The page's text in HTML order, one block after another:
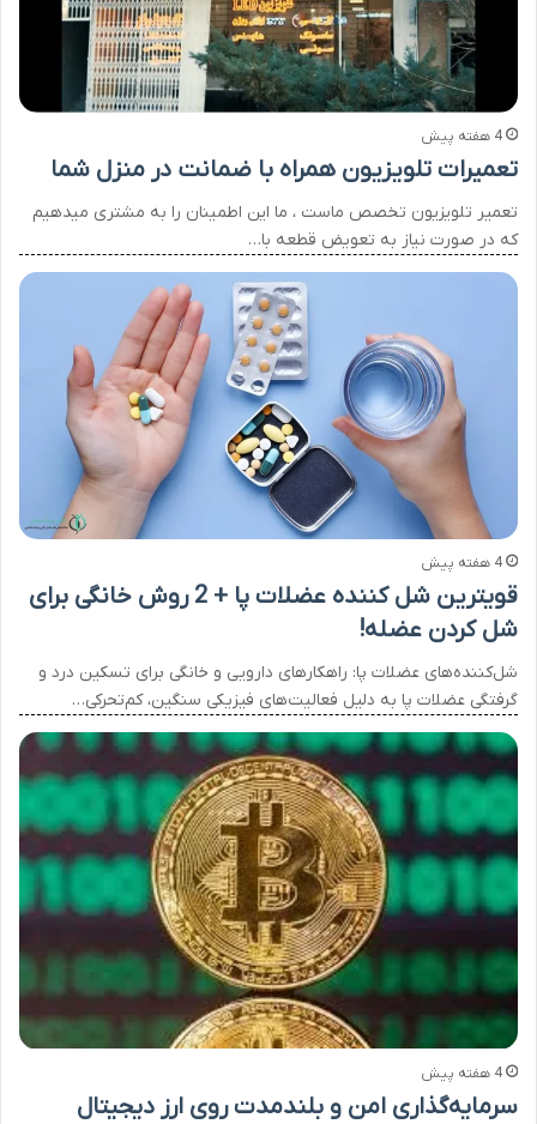
4 هفته پیش
تعمیرات تلویزیون همراه با ضمانت در منزل شما
تعمیر تلویزیون تخصص ماست ، ما این اطمینان را به مشتری میدهیم
که در صورت نیاز به تعویض قطعه با…
4 هفته پیش
قویترین شل کننده عضلات پا + 2 روش خانگی برای
شل کردن عضله!
شل‌کننده‌های عضلات پا: راهکارهای دارویی و خانگی برای تسکین درد و
گرفتگی عضلات پا به دلیل فعالیت‌های فیزیکی سنگین، کم‌تحرکی…
4 هفته پیش
سرمایه‌گذاری امن و بلندمدت روی ارز دیجیتال